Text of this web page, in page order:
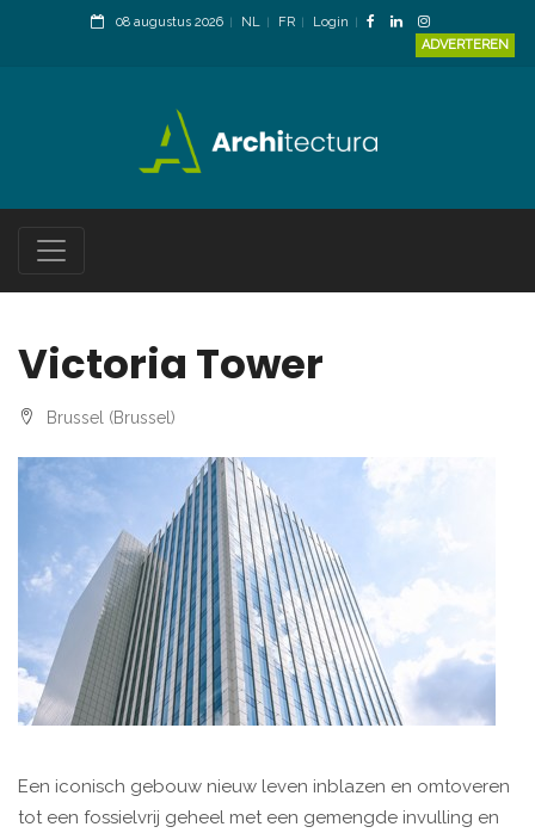
08 augustus 2026 NL FR
Login
ADVERTEREN
Victoria Tower
Brussel (Brussel)
Een iconisch gebouw nieuw leven inblazen en omtoveren
tot een fossielvrij geheel met een gemengde invulling en